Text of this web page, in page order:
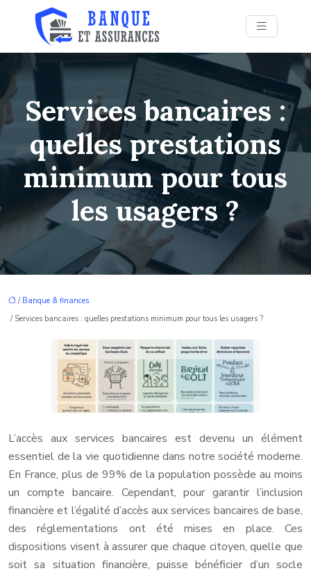
Services bancaires :
quelles prestations
minimum pour tous
les usagers ?
/ Banque & finances
/ Services bancaires : quelles prestations minimum pour tous les usagers ?
L’accès aux services bancaires est devenu un élément
essentiel de la vie quotidienne dans notre société moderne.
En France, plus de 99% de la population possède au moins
un compte bancaire. Cependant, pour garantir l’inclusion
financière et l’égalité d’accès aux services bancaires de base,
des réglementations ont été mises en place. Ces
dispositions visent à assurer que chaque citoyen, quelle que
soit sa situation financière, puisse bénéficier d’un socle